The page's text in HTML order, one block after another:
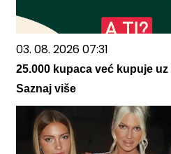
03. 08. 2026 07:31
25.000 kupaca već kupuje uz
Saznaj više